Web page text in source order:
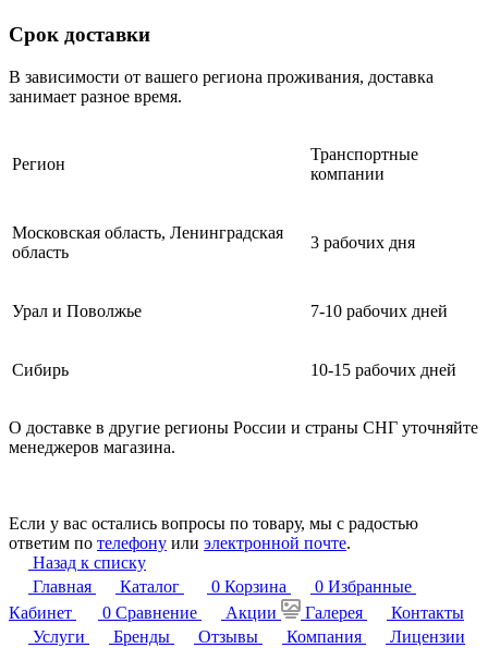
Срок доставки
В зависимости от вашего региона проживания, доставка
занимает разное время.
Регион
Транспортные
компании
Московская область, Ленинградская
область
3 рабочих дня
Урал и Поволжье 7-10 рабочих дней
Сибирь 10-15 рабочих дней
О доставке в другие регионы России и страны СНГ уточняйте
менеджеров магазина.
Если у вас остались вопросы по товару, мы с радостью
ответим по телефону или электронной почте.
Назад к списку
Главная
Каталог 0 Корзина 0 Избранные
Кабинет
0 Сравнение Акции Галерея
Контакты
Услуги
Бренды Отзывы Компания
Лицензии